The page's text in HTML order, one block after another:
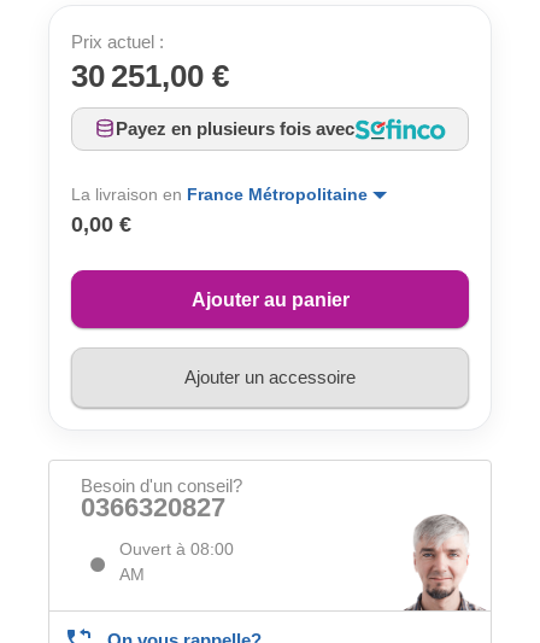
Prix actuel :
30 251,00 €
Payez en plusieurs fois avec
La livraison en France Métropolitaine
0,00 €
Ajouter au panier
Ajouter un accessoire
Besoin d'un conseil?
0366320827
Ouvert à 08:00
AM